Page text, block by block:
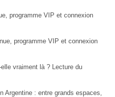
programme VIP et connexion
programme VIP et connexion
vraiment là ? Lecture du
Argentine : entre grands espaces,